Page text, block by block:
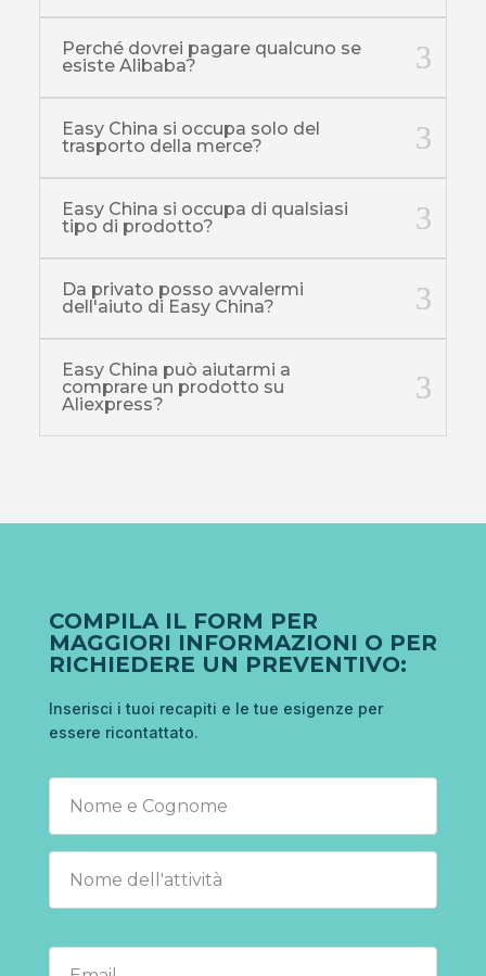
Perché dovrei pagare qualcuno se
esiste Alibaba?
Easy China si occupa solo del
trasporto della merce?
Easy China si occupa di qualsiasi
tipo di prodotto?
Da privato posso avvalermi
dell'aiuto di Easy China?
Easy China può aiutarmi a
comprare un prodotto su
Aliexpress?
COMPILA IL FORM PER
MAGGIORI INFORMAZIONI O PER
RICHIEDERE UN PREVENTIVO:
Inserisci i tuoi recapiti e le tue esigenze per
essere ricontattato.